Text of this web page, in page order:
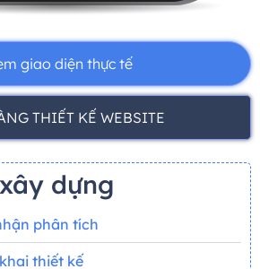
giao diện thực tế
THIẾT KẾ WEBSITE
dựng
phân tích
thiết kế